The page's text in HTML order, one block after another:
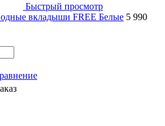
Быстрый просмотр
вкладыши FREE Белые 5 990